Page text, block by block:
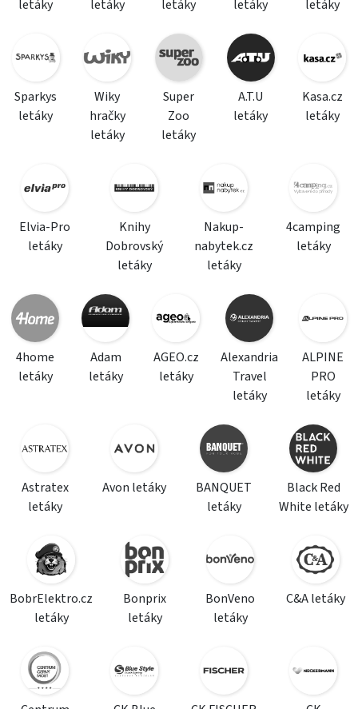
letáky
letáky
letáky
letáky
letáky
Sparkys
letáky
Wiky
hračky
letáky
Super
Zoo
letáky
A.T.U
letáky
Kasa.cz
letáky
Elvia-Pro
letáky
Knihy
Dobrovský
letáky
Nakup-
nabytek.cz
letáky
4camping
letáky
4home
letáky
Adam
letáky
AGEO.cz
letáky
Alexandria
Travel
letáky
ALPINE
PRO
letáky
Astratex
letáky
Avon letáky
BANQUET
letáky
Black Red
White letáky
BobrElektro.cz
letáky
Bonprix
letáky
BonVeno
letáky
C&A letáky